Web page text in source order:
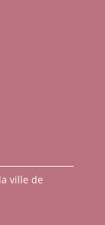
ville de